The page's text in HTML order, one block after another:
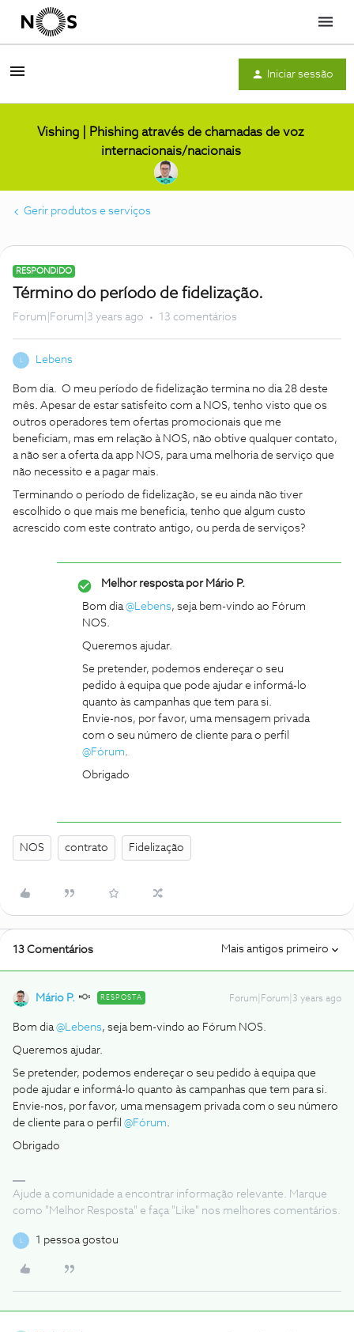
Menu
Iniciar sessão
Vishing | Phishing através de chamadas de voz
internacionais/nacionais
Gerir produtos e serviços
RESPONDIDO
Término do período de fidelização.
Forum|Forum|3 years ago 13 comentários
Lebens
Bom dia. O meu período de fidelização termina no dia 28 deste
mês. Apesar de estar satisfeito com a NOS, tenho visto que os
outros operadores tem ofertas promocionais que me
beneficiam, mas em relação à NOS, não obtive qualquer contato,
a não ser a oferta da app NOS, para uma melhoria de serviço que
não necessito e a pagar mais.
Terminando o período de fidelização, se eu ainda não tiver
escolhido o que mais me beneficia, tenho que algum custo
acrescido com este contrato antigo, ou perda de serviços?
Melhor resposta porMário P.
Bom dia@Lebens, seja bem-vindo ao Fórum
NOS.
Queremos ajudar.
Se pretender, podemos endereçar o seu
pedido à equipa que pode ajudar e informá-lo
quanto às campanhas que tem para si.
Envie-nos, por favor, uma mensagem privada
com o seu número de cliente para o perfil
@Fórum.
Obrigado
NOS contrato Fidelização
13 Comentários Mais antigos primeiro
Mário P. RESPOSTA Forum|Forum|3 years ago
Bom dia@Lebens, seja bem-vindo ao Fórum NOS.
Queremos ajudar.
Se pretender, podemos endereçar o seu pedido à equipa que
pode ajudar e informá-lo quanto às campanhas que tem para si.
Envie-nos, por favor, uma mensagem privada com o seu número
de cliente para o perfil @Fórum.
Obrigado
Ajude a comunidade a encontrar informação relevante. Marque
como "Melhor Resposta" e faça "Like" nos melhores comentários.
1 pessoa gostou